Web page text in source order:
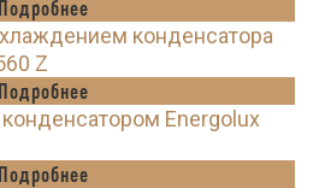
Подробнее
конденсатора
Z
Подробнее
Energolux
Подробнее